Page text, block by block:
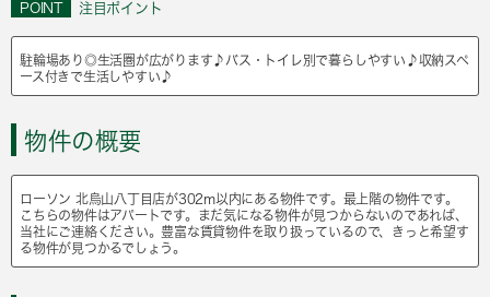
POINT 注目ポイント
駐輪場あり◎生活圏が広がります♪バス・トイレ別で暮らしやすい♪収納スペ
ース付きで生活しやすい♪
物件の概要
ローソン 北烏山八丁目店が302m以内にある物件です。最上階の物件です。
こちらの物件はアパートです。まだ気になる物件が見つからないのであれば、
当社にご連絡ください。豊富な賃貸物件を取り扱っているので、きっと希望す
る物件が見つかるでしょう。